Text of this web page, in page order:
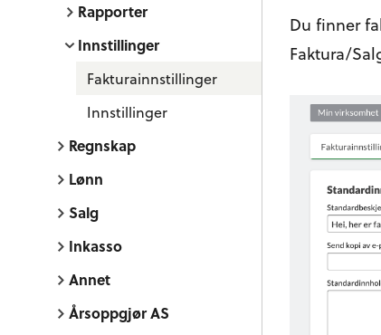
Rapporter
Innstillinger
Fakturainnstillinger
Innstillinger
Regnskap
Lønn
Salg
Inkasso
Annet
Årsoppgjør AS
Du finner
Faktura/